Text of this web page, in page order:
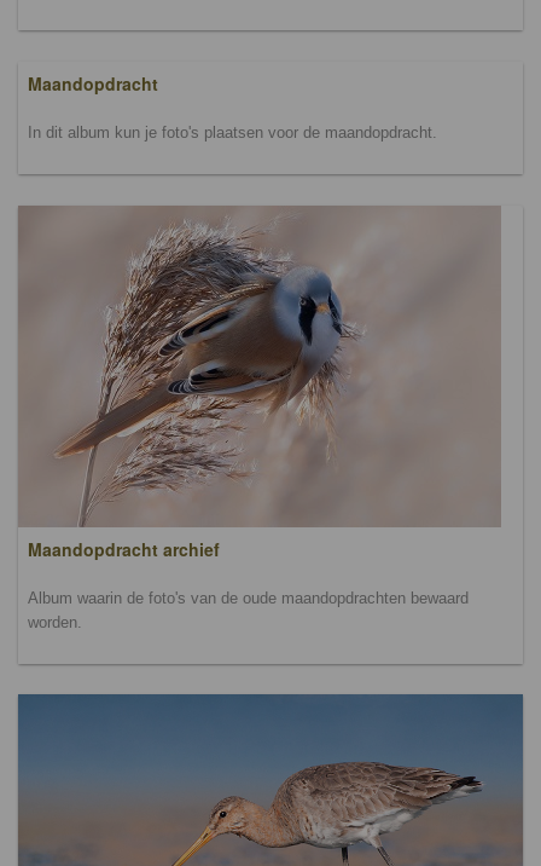
Maandopdracht
In dit album kun je foto's plaatsen voor de maandopdracht.
Maandopdracht archief
Album waarin de foto's van de oude maandopdrachten bewaard
worden.